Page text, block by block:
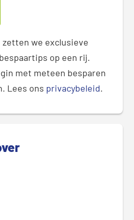
zetten we exclusieve
op een rij.
met meteen besparen
Lees ons privacybeleid.